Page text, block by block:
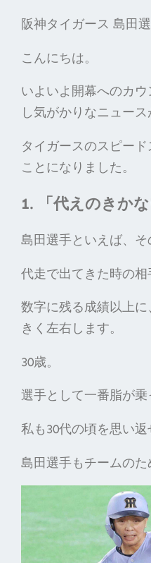
阪神タイガース 島田
こんにちは。
いよいよ開幕へのカ
し気がかりなニュース
タイガースのスピード
ことになりました。
1. 「代えのきか
島田選手といえば、そ
代走で出てきた時の
数字に残る成績以上
きく左右します。
30歳。
選手として一番脂が乗
私も30代の頃を思い
島田選手もチームのた